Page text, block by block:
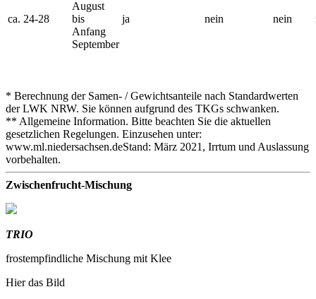
ca. 24-28
August
bis
Anfang
September
ja nein nein
* Berechnung der Samen- / Gewichtsanteile nach Standardwerten
der LWK NRW. Sie können aufgrund des TKGs schwanken.
** Allgemeine Information. Bitte beachten Sie die aktuellen
gesetzlichen Regelungen. Einzusehen unter:
www.ml.niedersachsen.deStand: März 2021, Irrtum und Auslassung
vorbehalten.
Zwischenfrucht-Mischung
TRIO
frostempfindliche Mischung mit Klee
Hier das Bild